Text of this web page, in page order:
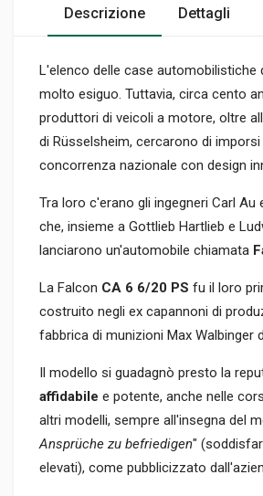
Descrizione Dettagli
L'elenco delle case automobilistiche
molto esiguo. Tuttavia, circa cento
produttori di veicoli a motore, oltre
di Rüsselsheim, cercarono di imporsi
concorrenza nazionale con design
Tra loro c'erano gli ingegneri Carl Au
che, insieme a Gottlieb Hartlieb e
lanciarono un'automobile chiamata
La Falcon CA 6 6/20 PS fu il loro
costruito negli ex capannoni di
fabbrica di munizioni Max Walbinger
Il modello si guadagnò presto la
affidabile e potente, anche nelle
altri modelli, sempre all'insegna del
Ansprüche zu befriedigen"
elevati), come pubblicizzato